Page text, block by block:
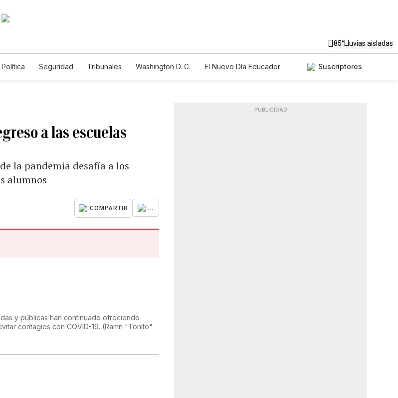
85°Lluvias aisladas
Política Seguridad Tribunales Washington D. C.
El Nuevo Día Educador
Suscriptores
a las escuelas
la pandemia desafía a los
alumnos
COMPARTIR ...
y públicas han continuado ofreciendo
contagios con COVID-19. (Ramn "Tonito"
PUBLICIDAD